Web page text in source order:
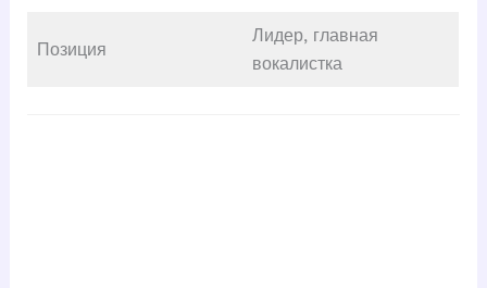
Позиция
Лидер, главная
вокалистка